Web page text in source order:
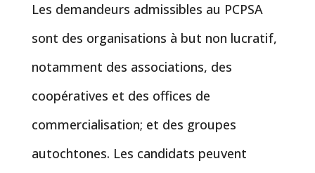
Les demandeurs admissibles au PCPSA
sont des organisations à but non lucratif,
notamment des associations, des
coopératives et des offices de
commercialisation; et des groupes
autochtones. Les candidats peuvent